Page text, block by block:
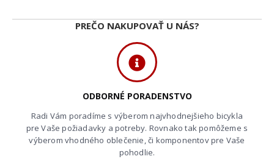
PREČO NAKUPOVAŤ U NÁS?
ODBORNÉ PORADENSTVO
Radi Vám poradíme s výberom najvhodnejšieho bicykla
pre Vaše požiadavky a potreby. Rovnako tak pomôžeme s
výberom vhodného oblečenie, či komponentov pre Vaše
pohodlie.